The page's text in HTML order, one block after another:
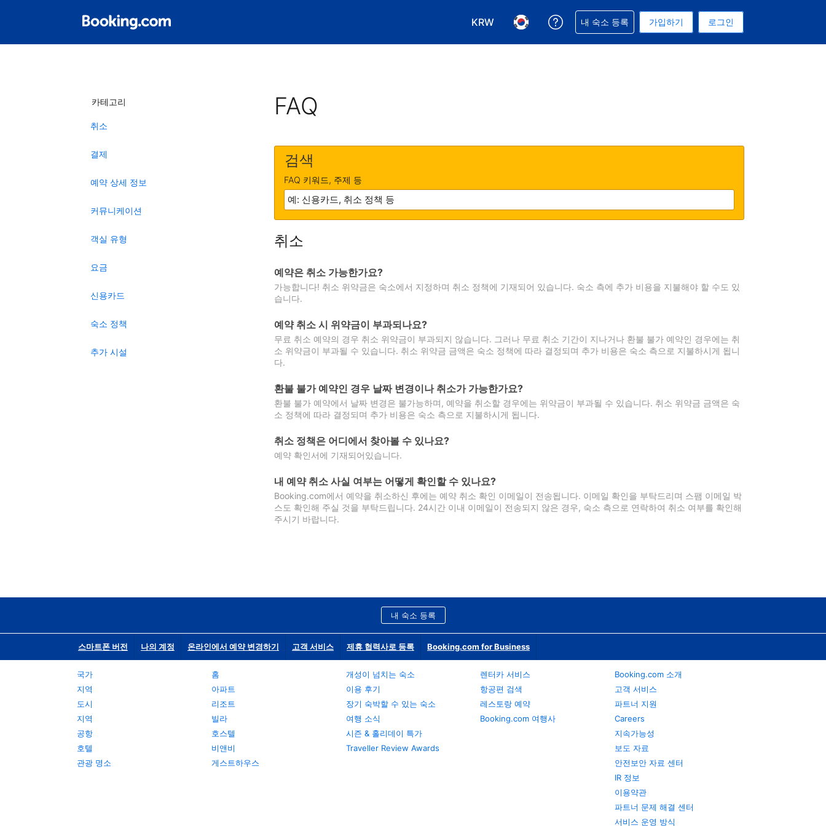
KRW
통화 선택. 현재 선택된 통화는 대한민국 원입니다
언어 선택. 현재 선택된 언어는 한국어입니다
예약과 관련해 도움을 받으실 수 있습니다
내 숙소 등록 가입하기 로그인
카테고리
취소
결제
예약 상세 정보
커뮤니케이션
객실 유형
요금
신용카드
숙소 정책
추가 시설
FAQ
검색
FAQ 키워드, 주제 등
취소
예약은 취소 가능한가요?
가능합니다! 취소 위약금은 숙소에서 지정하며 취소 정책에 기재되어 있습니다. 숙소 측에 추가 비용을 지불해야 할 수도 있
습니다.
예약 취소 시 위약금이 부과되나요?
무료 취소 예약의 경우 취소 위약금이 부과되지 않습니다. 그러나 무료 취소 기간이 지나거나 환불 불가 예약인 경우에는 취
소 위약금이 부과될 수 있습니다. 취소 위약금 금액은 숙소 정책에 따라 결정되며 추가 비용은 숙소 측으로 지불하시게 됩니
다.
환불 불가 예약인 경우 날짜 변경이나 취소가 가능한가요?
환불 불가 예약에서 날짜 변경은 불가능하며, 예약을 취소할 경우에는 위약금이 부과될 수 있습니다. 취소 위약금 금액은 숙
소 정책에 따라 결정되며 추가 비용은 숙소 측으로 지불하시게 됩니다.
취소 정책은 어디에서 찾아볼 수 있나요?
예약 확인서에 기재되어있습니다.
내 예약 취소 사실 여부는 어떻게 확인할 수 있나요?
Booking.com에서 예약을 취소하신 후에는 예약 취소 확인 이메일이 전송됩니다. 이메일 확인을 부탁드리며 스팸 이메일 박
스도 확인해 주실 것을 부탁드립니다. 24시간 이내 이메일이 전송되지 않은 경우, 숙소 측으로 연락하여 취소 여부를 확인해
주시기 바랍니다.
내 숙소 등록
스마트폰 버전 나의 계정 온라인에서 예약 변경하기 고객 서비스 제휴 협력사로 등록 Booking.com for Business
국가
지역
도시
지역
공항
호텔
관광 명소
홈
아파트
리조트
빌라
호스텔
비앤비
게스트하우스
개성이 넘치는 숙소
이용 후기
장기 숙박할 수 있는 숙소
여행 소식
시즌 & 홀리데이 특가
Traveller Review Awards
렌터카 서비스
항공편 검색
레스토랑 예약
Booking.com 여행사
Booking.com 소개
고객 서비스
파트너 지원
Careers
지속가능성
보도 자료
안전보안 자료 센터
IR 정보
이용약관
파트너 문제 해결 센터
서비스 운영 방식